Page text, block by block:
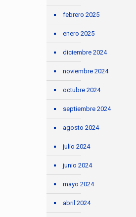
febrero 2025
enero 2025
diciembre 2024
noviembre 2024
octubre 2024
septiembre 2024
agosto 2024
julio 2024
junio 2024
mayo 2024
abril 2024